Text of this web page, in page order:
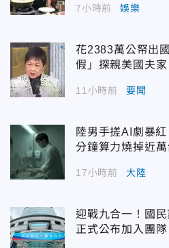
7小時前 娛樂
花2383萬公帑出
假」探親美國夫
11小時前 要聞
陸男手搓AI劇暴
分鐘算力燒掉近
17小時前 大陸
迎戰九合一！國
正式公布加入團隊